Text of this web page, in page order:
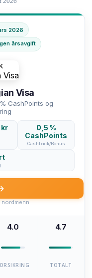
2026
årsavgift
Visa
CashPoints og
0,5 %
CashPoints
Cashback/Bonus
4.0 4.7
TOTALT